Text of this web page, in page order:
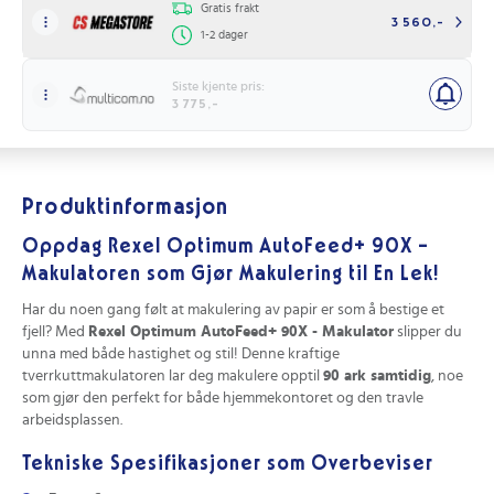
Gratis frakt
1-2 dager
3 560,-
Siste kjente pris:
3 775,-
Produktinformasjon
Oppdag Rexel Optimum AutoFeed+ 90X -
Makulatoren som Gjør Makulering til En Lek!
Har du noen gang følt at makulering av papir er som å bestige et
fjell? Med Rexel Optimum AutoFeed+ 90X - Makulator slipper du
unna med både hastighet og stil! Denne kraftige
tverrkuttmakulatoren lar deg makulere opptil 90 ark samtidig , noe
som gjør den perfekt for både hjemmekontoret og den travle
arbeidsplassen.
Tekniske Spesifikasjoner som Overbeviser